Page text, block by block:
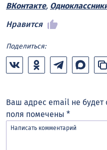
ВКонтакте,
Нравится
Поделиться:
Ваш адрес email не будет
поля помечены *